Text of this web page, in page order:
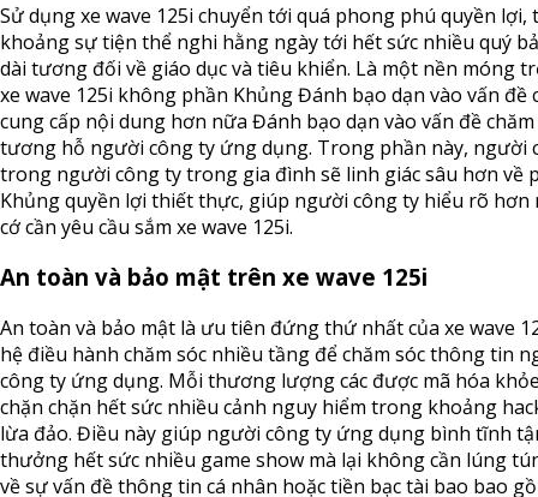
Sử dụng xe wave 125i chuyển tới quá phong phú quyền lợi,
khoảng sự tiện thể nghi hằng ngày tới hết sức nhiều quý
dài tương đối về giáo dục và tiêu khiển. Là một nền móng
xe wave 125i không phần Khủng Đánh bạo dạn vào vấn đề
cung cấp nội dung hơn nữa Đánh bạo dạn vào vấn đề chăm
tương hỗ người công ty ứng dụng. Trong phần này, người
trong người công ty trong gia đình sẽ linh giác sâu hơn về
Khủng quyền lợi thiết thực, giúp người công ty hiểu rõ hơn
cớ cần yêu cầu sắm xe wave 125i.
An toàn và bảo mật trên xe wave 125i
An toàn và bảo mật là ưu tiên đứng thứ nhất của xe wave
hệ điều hành chăm sóc nhiều tầng để chăm sóc thông tin
công ty ứng dụng. Mỗi thương lượng các được mã hóa
chặn chặn hết sức nhiều cảnh nguy hiểm trong khoảng
lừa đảo. Điều này giúp người công ty ứng dụng bình tĩnh
thưởng hết sức nhiều game show mà lại không cần lúng
về sự vấn đề thông tin cá nhân hoặc tiền bạc tài bao bao